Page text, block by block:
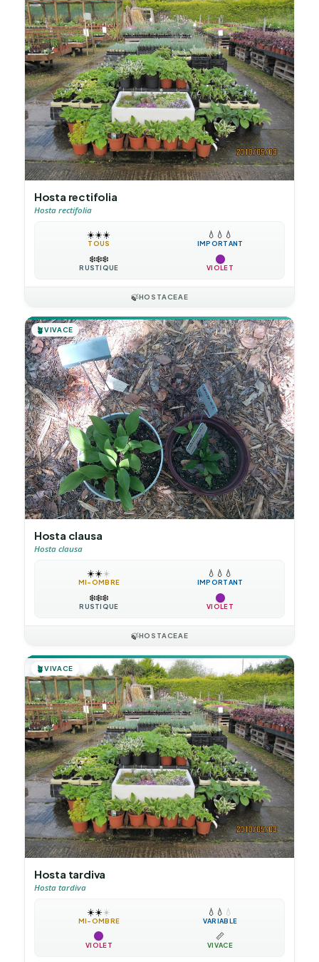
Hosta rectifolia
Hosta rectifolia
☀️☀️☀️
TOUS
💧 💧 💧
IMPORTANT
❄️❄️❄️
RUSTIQUE VIOLET
🍃HOSTACEAE
🪴VIVACE
Hosta clausa
Hosta clausa
☀️☀️☀️
MI-OMBRE
💧 💧 💧
IMPORTANT
❄️❄️❄️
RUSTIQUE VIOLET
🍃HOSTACEAE
🪴VIVACE
Hosta tardiva
Hosta tardiva
☀️☀️☀️
MI-OMBRE
💧 💧 💧
VARIABLE
VIOLET
📏
VIVACE